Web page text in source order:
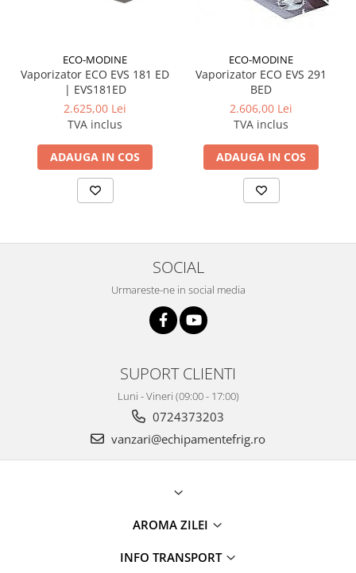
ECO-MODINE
Vaporizator ECO EVS 181 ED
| EVS181ED
2.625,00 Lei
TVA inclus
ADAUGA IN COS
ECO-MODINE
Vaporizator ECO EVS 291
BED
2.606,00 Lei
TVA inclus
ADAUGA IN COS
SOCIAL
Urmareste-ne in social media
SUPORT CLIENTI
Luni - Vineri (09:00 - 17:00)
0724373203
vanzari@echipamentefrig.ro
AROMA ZILEI
INFO TRANSPORT